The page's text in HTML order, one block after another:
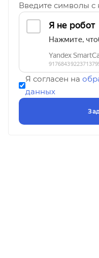
Введите символы с
Я согласен на
данных